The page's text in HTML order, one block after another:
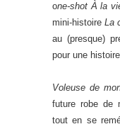
one-shot À la
mini-histoireLa
au (presque)
pour une
Voleuse de
future robe de
tout en se